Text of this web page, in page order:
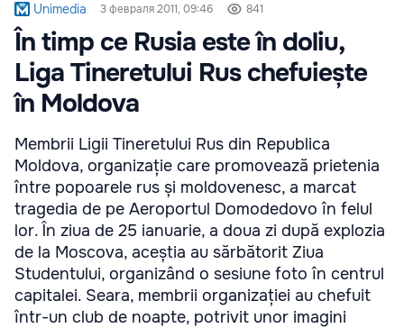
Unimedia 3 февраля 2011, 09:46 841
În timp ce Rusia este în doliu,
Liga Tineretului Rus chefuiește
în Moldova
Membrii Ligii Tineretului Rus din Republica
Moldova, organizație care promovează prietenia
între popoarele rus și moldovenesc, a marcat
tragedia de pe Aeroportul Domodedovo în felul
lor. În ziua de 25 ianuarie, a doua zi după explozia
de la Moscova, aceștia au sărbătorit Ziua
Studentului, organizând o sesiune foto în centrul
capitalei. Seara, membrii organizației au chefuit
într-un club de noapte, potrivit unor imagini